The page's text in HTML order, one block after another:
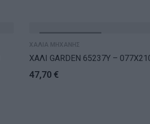
ΧΑΛΙΑ ΜΗΧΑΝΗΣ
ΧΑΛΙ GARDEN 65237Y –
47,70 €